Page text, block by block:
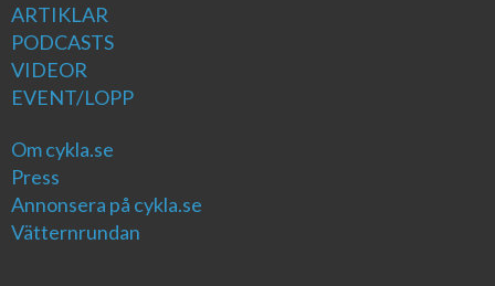
ARTIKLAR
PODCASTS
VIDEOR
EVENT/LOPP
Om cykla.se
Press
Annonsera på cykla.se
Vätternrundan